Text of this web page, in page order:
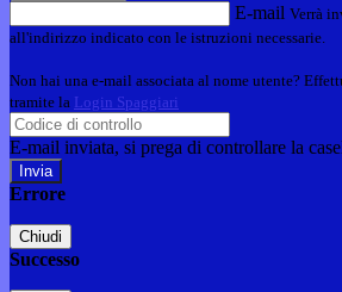
E-mail Verrà
all'indirizzo indicato con le istruzioni necessarie.
Non hai una e-mail associata al nome utente?
tramite la Login Spaggiari
E-mail inviata, si prega di controllare la
Errore
Chiudi
Successo